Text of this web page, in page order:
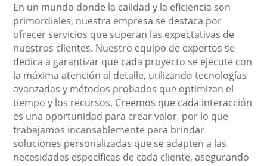
En un mundo donde la calidad y la eficiencia son
primordiales, nuestra empresa se destaca por
ofrecer servicios que superan las expectativas de
nuestros clientes. Nuestro equipo de expertos se
dedica a garantizar que cada proyecto se ejecute con
la máxima atención al detalle, utilizando tecnologías
avanzadas y métodos probados que optimizan el
tiempo y los recursos. Creemos que cada interacción
es una oportunidad para crear valor, por lo que
trabajamos incansablemente para brindar
soluciones personalizadas que se adapten a las
necesidades específicas de cada cliente, asegurando